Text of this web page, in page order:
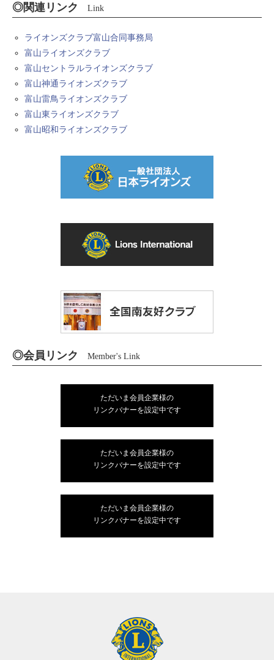
◎関連リンク Link
ライオンズクラブ富山合同事務局
富山ライオンズクラブ
富山セントラルライオンズクラブ
富山神通ライオンズクラブ
富山雷鳥ライオンズクラブ
富山東ライオンズクラブ
富山昭和ライオンズクラブ
◎会員リンク Member's Link
ただいま会員企業様の
リンクバナーを設定中です
ただいま会員企業様の
リンクバナーを設定中です
ただいま会員企業様の
リンクバナーを設定中です